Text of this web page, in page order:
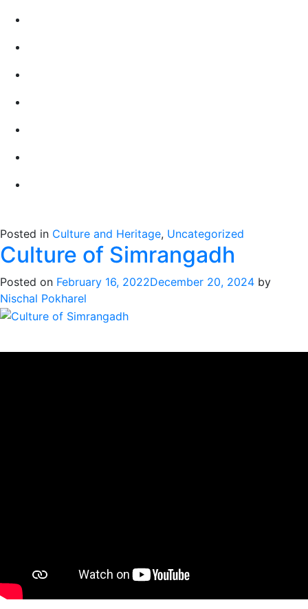
Posted in Culture and Heritage, Uncategorized
Culture of Simrangadh
Posted on February 16, 2022December 20, 2024 by
Nischal Pokharel